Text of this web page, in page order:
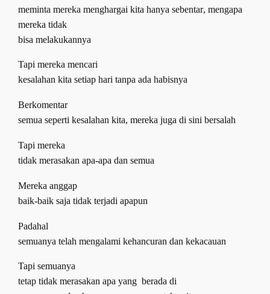
meminta mereka menghargai kita hanya sebentar,mengapa
mereka tidak
bisa melakukannya
Tapi mereka mencari
kesalahan kita setiap hari tanpa ada habisnya
Berkomentar
semua seperti kesalahan kita,mereka juga di sini bersalah
Tapi mereka
tidak merasakan apa-apa dan semua
Mereka anggap
baik-baik saja tidak terjadi apapun
Padahal
semuanya telah mengalami kehancuran dan kekacauan
Tapi semuanya
tetap tidak merasakan apa yang berada di